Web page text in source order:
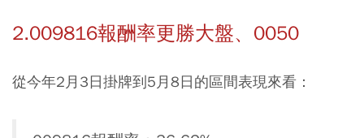
2.009816報酬率更勝大盤、0050
從今年2月3日掛牌到5月8日的區間表現來看：